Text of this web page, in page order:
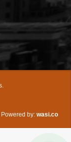
Powered by: wasi.co